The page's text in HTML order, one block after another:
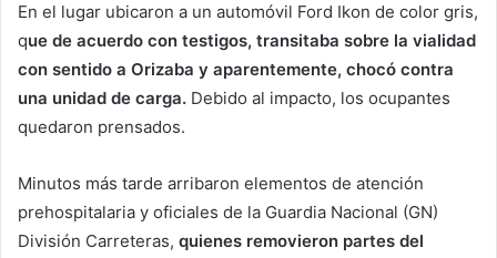
En el lugar ubicaron a un automóvil Ford Ikon de color gris,
que de acuerdo con testigos, transitaba sobre la vialidad
con sentido a Orizaba y aparentemente, chocó contra
una unidad de carga. Debido al impacto, los ocupantes
quedaron prensados.
Minutos más tarde arribaron elementos de atención
prehospitalaria y oficiales de la Guardia Nacional (GN)
División Carreteras, quienes removieron partes del